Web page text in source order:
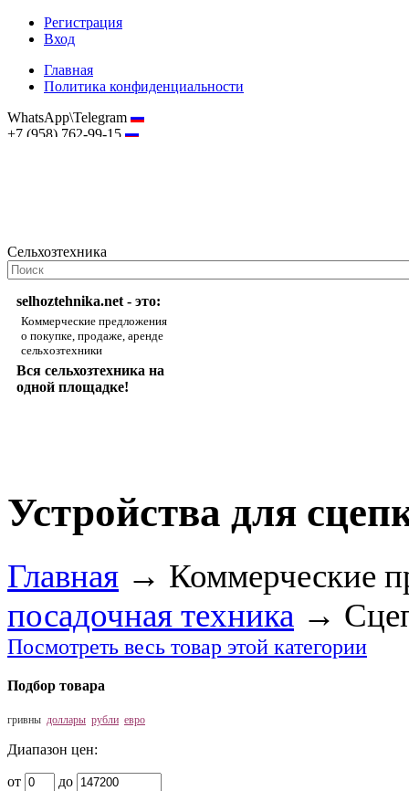
Регистрация
Вход
Главная
Политика конфиденциальности
WhatsApp\Telegram
+7 (958) 762-99-15
Сельхозтехника
selhoztehnika.net - это:
Коммерческие предложения
о покупке, продаже, аренде
сельхозтехники
Вся сельхозтехника на
одной площадке!
Устройства для
Главная → Коммерческие
посадочная техника →
Посмотреть весь товар этой категории
Подбор товара
гривны доллары рубли евро
Диапазон цен:
от
до